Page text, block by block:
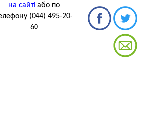
на сайті або по
(044) 495-20-
60